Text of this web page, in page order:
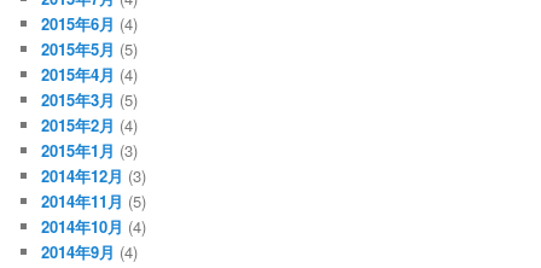
2015年6月 (4)
2015年5月 (5)
2015年4月 (4)
2015年3月 (5)
2015年2月 (4)
2015年1月 (3)
2014年12月 (3)
2014年11月 (5)
2014年10月 (4)
2014年9月 (4)